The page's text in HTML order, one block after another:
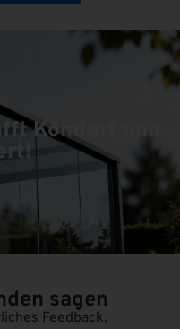
Komfort und
sagen
Feedback.